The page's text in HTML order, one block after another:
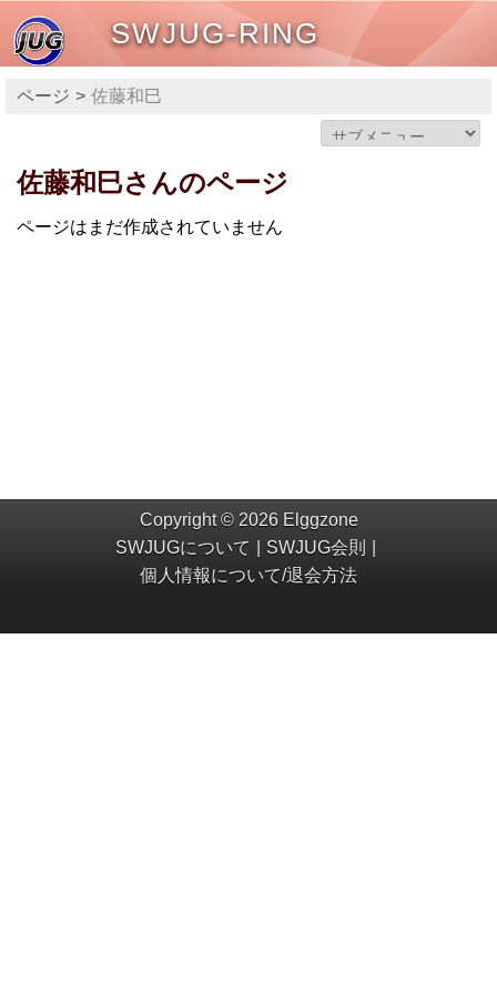
SWJUG-RING
ページ 佐藤和巳
佐藤和巳さんのページ
ページはまだ作成されていません
Copyright © 2026 Elggzone
SWJUGについて
SWJUG会則
個人情報について/退会方法